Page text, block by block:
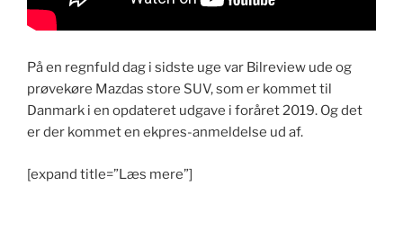
På en regnfuld dag i sidste uge var Bilreview ude og
prøvekøre Mazdas store SUV, som er kommet til
Danmark i en opdateret udgave i foråret 2019. Og det
er der kommet en ekpres-anmeldelse ud af.
[expand title=”Læs mere”]